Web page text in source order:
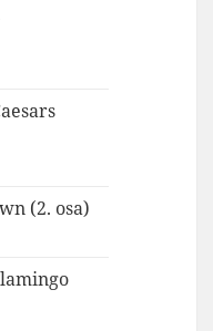
(2. osa)